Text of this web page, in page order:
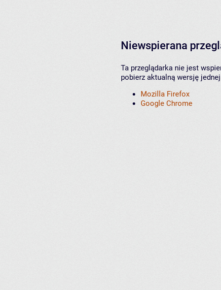
Niewspierana
Ta przeglądarka nie jest
pobierz aktualną wersję
Mozilla Firefox
Google Chrome